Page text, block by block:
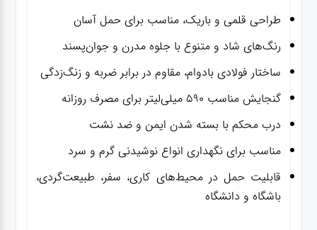
طراحی قلمی و باریک، مناسب برای حمل آسان
رنگ‌های شاد و متنوع با جلوه مدرن و جوان‌پسند
ساختار فولادی بادوام، مقاوم در برابر ضربه و زنگ‌زدگی
گنجایش مناسب ۵۹۰ میلی‌لیتر برای مصرف روزانه
درب محکم با بسته شدن ایمن و ضد نشت
مناسب برای نگهداری انواع نوشیدنی گرم و سرد
قابلیت حمل در محیط‌های کاری، سفر، طبیعت‌گردی،
باشگاه و دانشگاه